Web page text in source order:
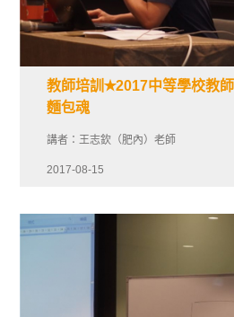
教師培訓✭2017中等學校教
麵包魂
講者：王志欽（肥內）老師
2017-08-15